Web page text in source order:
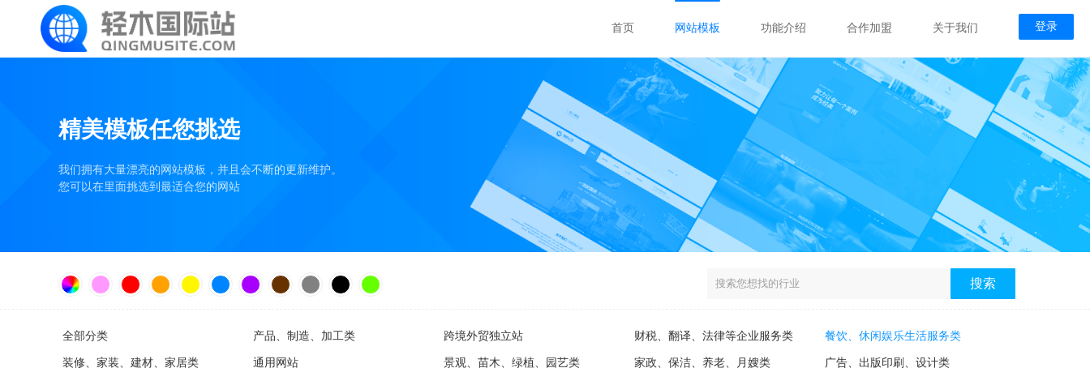
首页 网站模板 功能介绍 合作加盟 关于我们 登录
精美模板任您挑选
我们拥有大量漂亮的网站模板，并且会不断的更新维护。
您可以在里面挑选到最适合您的网站
搜索
全部分类 产品、制造、加工类 跨境外贸独立站 财税、翻译、法律等企业服务类 餐饮、休闲娱乐生活服务类
装修、家装、建材、家居类 通用网站 景观、苗木、绿植、园艺类 家政、保洁、养老、月嫂类 广告、出版印刷、设计类